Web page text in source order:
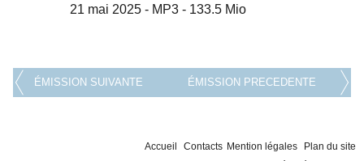
21 mai 2025 - MP3 - 133.5 Mio
ÉMISSION SUIVANTE ÉMISSION PRECEDENTE
Accueil Contacts Mention légales
Plan du site